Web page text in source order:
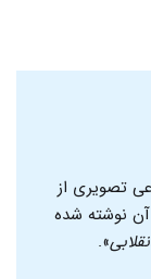
تصویری از
نوشته شده
».